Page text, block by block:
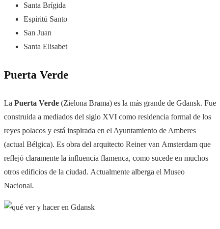
Santa Brígida
Espiritú Santo
San Juan
Santa Elisabet
Puerta Verde
La Puerta Verde (Zielona Brama) es la más grande de Gdansk. Fue
construida a mediados del siglo XVI como residencia formal de los
reyes polacos y está inspirada en el Ayuntamiento de Amberes
(actual Bélgica). Es obra del arquitecto Reiner van Amsterdam que
reflejó claramente la influencia flamenca, como sucede en muchos
otros edificios de la ciudad. Actualmente alberga el Museo
Nacional.